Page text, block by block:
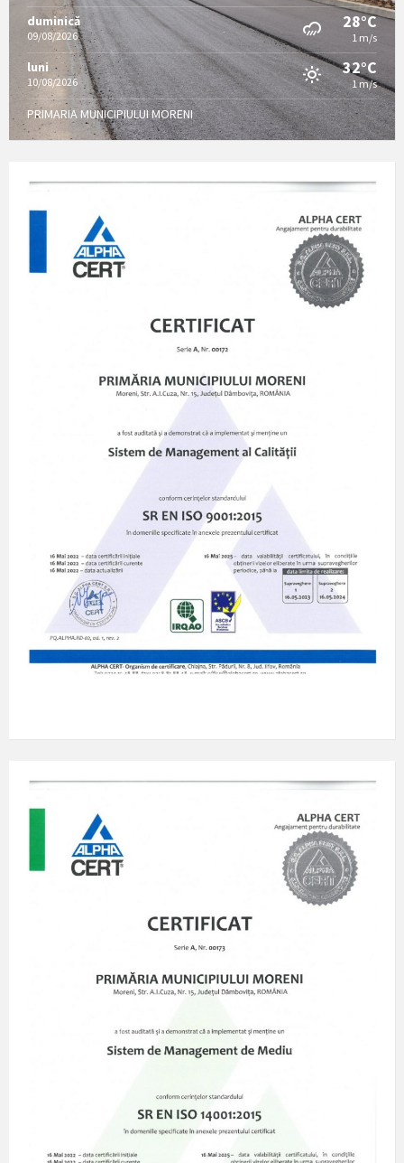
duminică
09/08/2026
28°C
1 m/s
luni
10/08/2026
32°C
1 m/s
PRIMARIA MUNICIPIULUI MORENI